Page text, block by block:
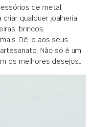
de metal,
qualquer joalheria
brincos,
Dê-o aos seus
Não só é um
os melhores desejos..